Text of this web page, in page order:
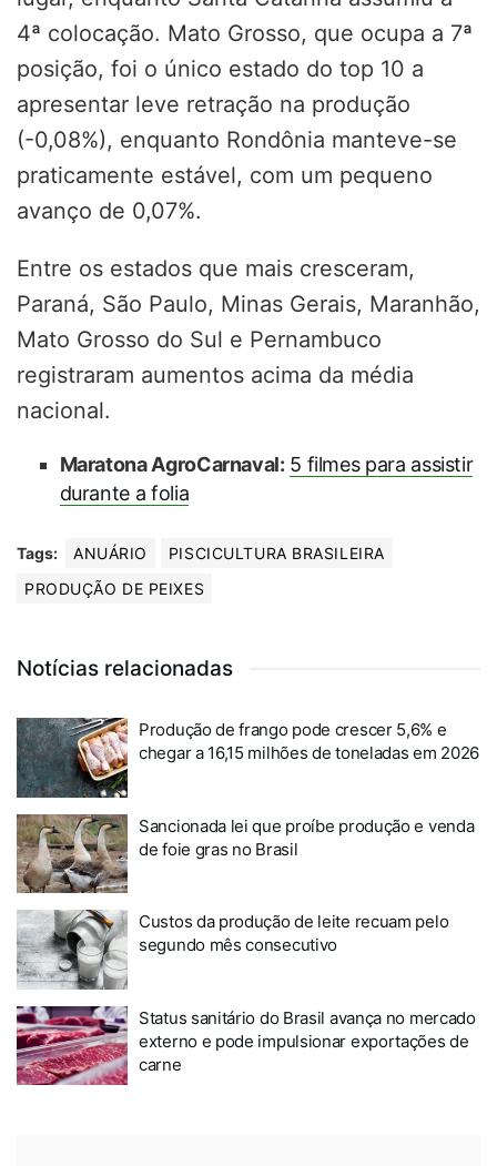
4ª colocação. Mato Grosso, que ocupa a 7ª
posição, foi o único estado do top 10 a
apresentar leve retração na produção
(-0,08%), enquanto Rondônia manteve-se
praticamente estável, com um pequeno
avanço de 0,07%.
Entre os estados que mais cresceram,
Paraná, São Paulo, Minas Gerais, Maranhão,
Mato Grosso do Sul e Pernambuco
registraram aumentos acima da média
nacional.
Maratona AgroCarnaval: 5 filmes para assistir
durante a folia
Tags: ANUÁRIO
PISCICULTURA BRASILEIRA
PRODUÇÃO DE PEIXES
Notícias relacionadas
Produção de frango pode crescer 5,6% e
chegar a 16,15 milhões de toneladas em 2026
Sancionada lei que proíbe produção e venda
de foie gras no Brasil
Custos da produção de leite recuam pelo
segundo mês consecutivo
Status sanitário do Brasil avança no mercado
externo e pode impulsionar exportações de
carne